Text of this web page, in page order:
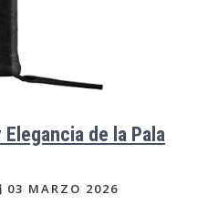
de la Pala
03 MARZO 2026